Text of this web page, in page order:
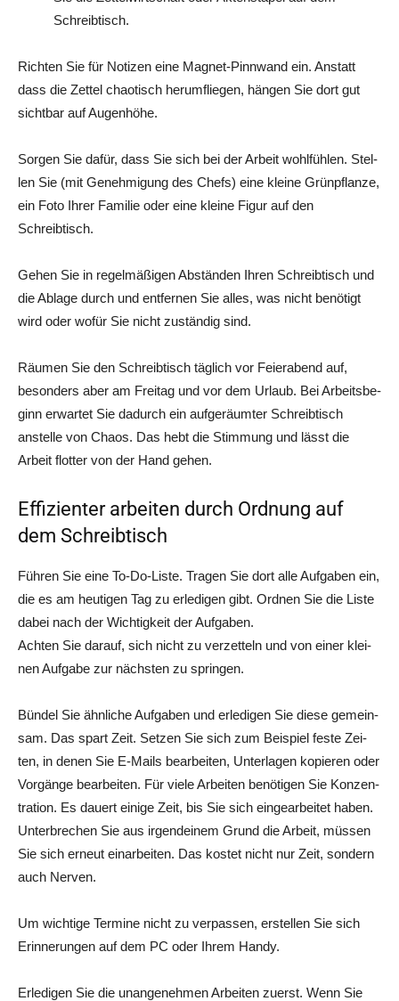
Schreibtisch.
Rich­ten Sie für Noti­zen eine Magnet-Pinn­wand ein. Anstatt
dass die Zet­tel chao­tisch her­um­flie­gen, hän­gen Sie dort gut
sicht­bar auf Augenhöhe.
Sor­gen Sie dafür, dass Sie sich bei der Arbeit wohl­füh­len. Stel­
len Sie (mit Geneh­mi­gung des Chefs) eine klei­ne Grün­pflan­ze,
ein Foto Ihrer Fami­lie oder eine klei­ne Figur auf den
Schreibtisch.
Gehen Sie in regel­mä­ßi­gen Abstän­den Ihren Schreib­tisch und
die Abla­ge durch und ent­fer­nen Sie alles, was nicht benö­tigt
wird oder wofür Sie nicht zustän­dig sind.
Räu­men Sie den Schreib­tisch täg­lich vor Fei­er­abend auf,
beson­ders aber am Frei­tag und vor dem Urlaub. Bei Arbeits­be­
ginn erwar­tet Sie dadurch ein auf­ge­räum­ter Schreib­tisch
anstel­le von Cha­os. Das hebt die Stim­mung und lässt die
Arbeit flot­ter von der Hand gehen.
Effizienter arbeiten durch Ordnung auf
dem Schreibtisch
Füh­ren Sie eine To-Do-Lis­te. Tra­gen Sie dort alle Auf­ga­ben ein,
die es am heu­ti­gen Tag zu erle­di­gen gibt. Ord­nen Sie die Lis­te
dabei nach der Wich­tig­keit der Aufgaben.
Ach­ten Sie dar­auf, sich nicht zu ver­zet­teln und von einer klei­
nen Auf­ga­be zur nächs­ten zu springen.
Bün­del Sie ähn­li­che Auf­ga­ben und erle­di­gen Sie die­se gemein­
sam. Das spart Zeit. Set­zen Sie sich zum Bei­spiel fes­te Zei­
ten, in denen Sie E‑Mails bear­bei­ten, Unter­la­gen kopie­ren oder
Vor­gän­ge bear­bei­ten. Für vie­le Arbei­ten benö­ti­gen Sie Kon­zen­
tra­ti­on. Es dau­ert eini­ge Zeit, bis Sie sich ein­ge­ar­bei­tet haben.
Unter­bre­chen Sie aus irgend­ei­nem Grund die Arbeit, müs­sen
Sie sich erneut ein­ar­bei­ten. Das kos­tet nicht nur Zeit, son­dern
auch Nerven.
Um wich­ti­ge Ter­mi­ne nicht zu ver­pas­sen, erstel­len Sie sich
Erin­ne­run­gen auf dem PC oder Ihrem Handy.
Erle­di­gen Sie die unan­ge­neh­men Arbei­ten zuerst. Wenn Sie